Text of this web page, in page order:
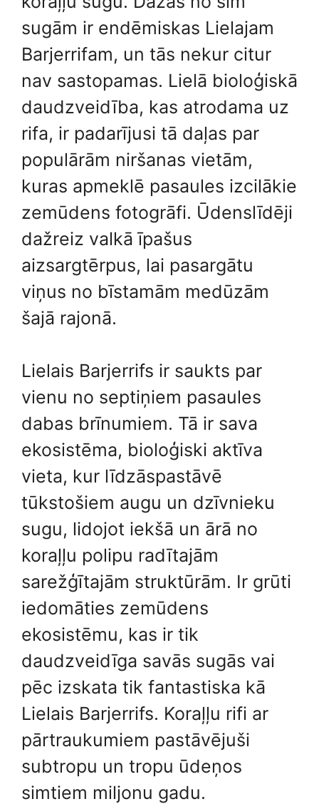
sugām ir endēmiskas Lielajam
Barjerrifam, un tās nekur citur
nav sastopamas. Lielā bioloģiskā
daudzveidība, kas atrodama uz
rifa, ir padarījusi tā daļas par
populārām niršanas vietām,
kuras apmeklē pasaules izcilākie
zemūdens fotogrāfi. Ūdenslīdēji
dažreiz valkā īpašus
aizsargtērpus, lai pasargātu
viņus no bīstamām medūzām
šajā rajonā.
Lielais Barjerrifs ir saukts par
vienu no septiņiem pasaules
dabas brīnumiem. Tā ir sava
ekosistēma, bioloģiski aktīva
vieta, kur līdzāspastāvē
tūkstošiem augu un dzīvnieku
sugu, lidojot iekšā un ārā no
koraļļu polipu radītajām
sarežģītajām struktūrām. Ir grūti
iedomāties zemūdens
ekosistēmu, kas ir tik
daudzveidīga savās sugās vai
pēc izskata tik fantastiska kā
Lielais Barjerrifs. Koraļļu rifi ar
pārtraukumiem pastāvējuši
subtropu un tropu ūdeņos
simtiem miljonu gadu.